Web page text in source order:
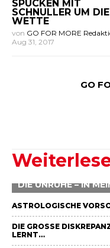
SPUCKEN MIT
SCHNULLER UM DIE
WETTE
von GO FOR MORE
Aug 31, 2017
GO
DIE UNRUHE – IN
ASTROLOGISCHE
DIE GROSSE
ERNT…